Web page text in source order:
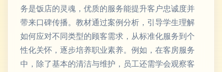
务是饭店的灵魂，优质的服务能提升客户忠诚度并
带来口碑传播。教材通过案例分析，引导学生理解
如何应对不同类型的顾客需求，从标准化服务到个
性化关怀，逐步培养职业素养。例如，在客房服务
中，除了基本的清洁与维护，员工还需学会观察客